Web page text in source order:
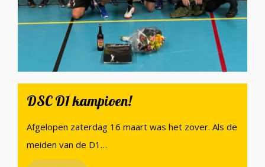
DSC D1 kampioen!
Afgelopen zaterdag 16 maart was het zover. Als de
meiden van de D1…